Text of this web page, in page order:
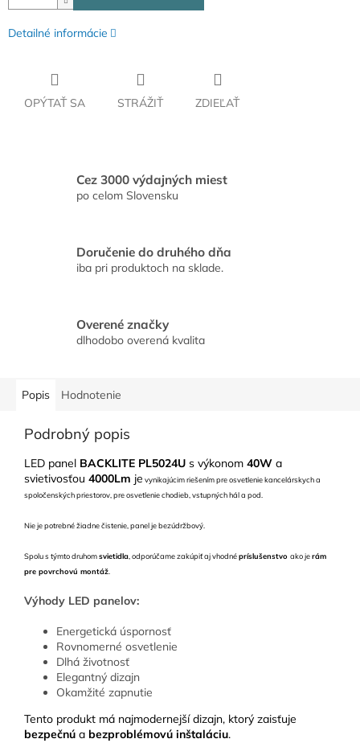
Detailné informácie
OPÝTAŤ SA STRÁŽIŤ ZDIEĽAŤ
Cez 3000 výdajných miest
po celom Slovensku
Doručenie do druhého dňa
iba pri produktoch na sklade.
Overené značky
dlhodobo overená kvalita
Popis Hodnotenie
Podrobný popis
LED panel BACKLITE PL5024U s výkonom 40W a
svietivosťou 4000Lm je vynikajúcim riešením pre osvetlenie kancelárskych a
spoločenských priestorov, pre osvetlenie chodieb, vstupných hál a pod.
Nie je potrebné žiadne čistenie, panel je bezúdržbový.
Spolu s týmto druhomsvietidla, odporúčame zakúpiť aj vhodnépríslušenstvo ako jerám
pre povrchovú montáž.
Výhody LED panelov:
Energetická úspornosť
Rovnomerné osvetlenie
Dlhá životnosť
Elegantný dizajn
Okamžité zapnutie
Tento produkt má najmodernejší dizajn, ktorý zaisťuje
bezpečnú a bezproblémovú inštaláciu.